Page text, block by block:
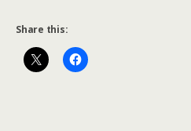
Share this: